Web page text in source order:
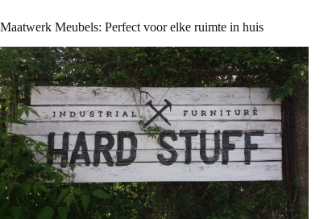
Maatwerk Meubels: Perfect voor elke ruimte in huis